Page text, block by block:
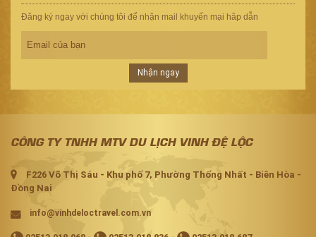
Đăng ký ngay với chúng tôi để nhận mail khuyến mại hâp dẫn
Nhận ngay
CÔNG TY TNHH MTV DU LỊCH VINH ĐỆ LỘC
F226 Võ Thị Sáu - Khu phố 7, Phường Thống Nhất - Biên Hòa -
Đồng Nai
info@vinhdeloctravel.com.vn